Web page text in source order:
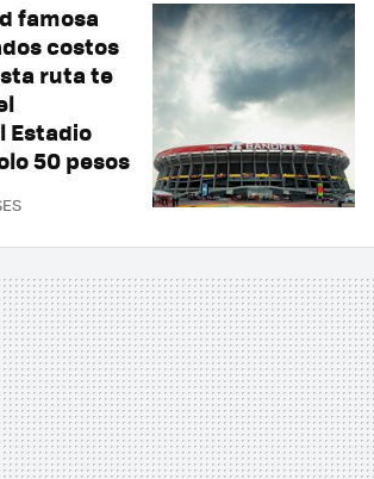
famosa
costos
ruta te
Estadio
50 pesos